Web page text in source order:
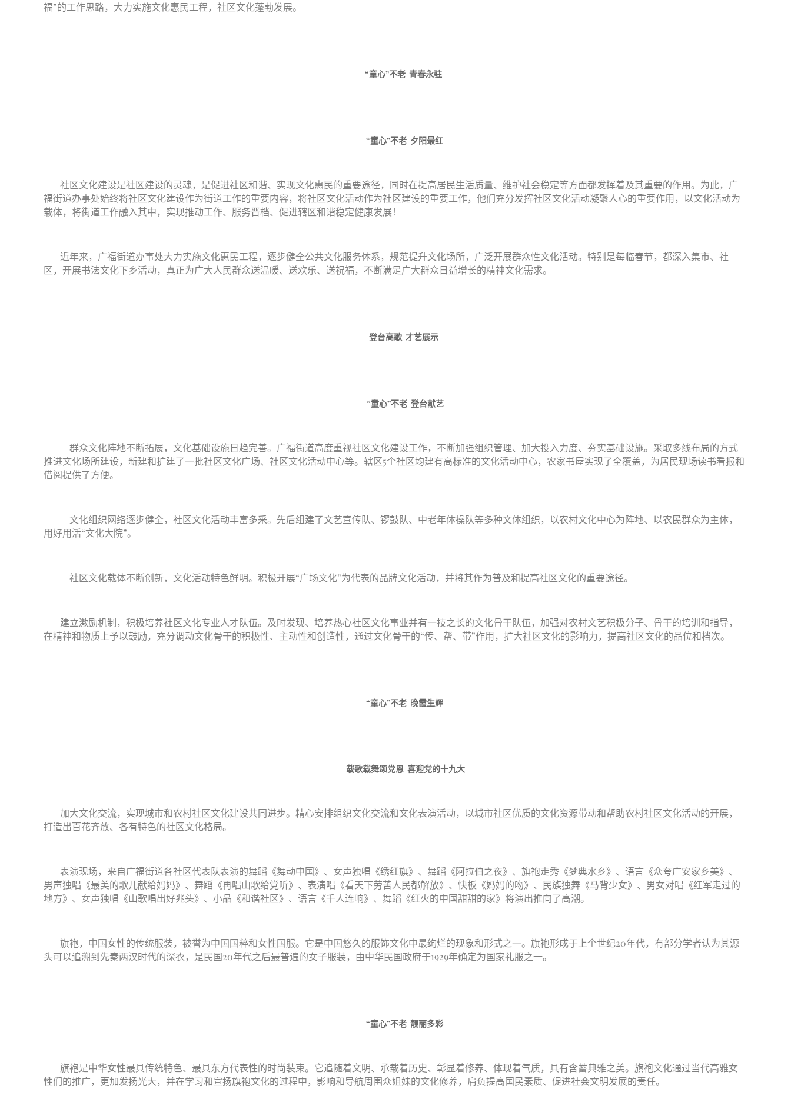
福”的工作思路，大力实施文化惠民工程，社区文化蓬勃发展。
“童心”不老 青春永驻
“童心”不老 夕阳最红
社区文化建设是社区建设的灵魂，是促进社区和谐、实现文化惠民的重要途径，同时在提高居民生活质量、维护社会稳定等方面都发挥着及其重要的作用。为此，广
福街道办事处始终将社区文化建设作为街道工作的重要内容，将社区文化活动作为社区建设的重要工作，他们充分发挥社区文化活动凝聚人心的重要作用，以文化活动为
载体，将街道工作融入其中，实现推动工作、服务晋档、促进辖区和谐稳定健康发展！
近年来，广福街道办事处大力实施文化惠民工程，逐步健全公共文化服务体系，规范提升文化场所，广泛开展群众性文化活动。特别是每临春节，都深入集市、社
区，开展书法文化下乡活动，真正为广大人民群众送温暖、送欢乐、送祝福，不断满足广大群众日益增长的精神文化需求。
登台高歌 才艺展示
“童心”不老 登台献艺
群众文化阵地不断拓展，文化基础设施日趋完善。广福街道高度重视社区文化建设工作，不断加强组织管理、加大投入力度、夯实基础设施。采取多线布局的方式
推进文化场所建设，新建和扩建了一批社区文化广场、社区文化活动中心等。辖区5个社区均建有高标准的文化活动中心，农家书屋实现了全覆盖，为居民现场读书看报和
借阅提供了方便。
文化组织网络逐步健全，社区文化活动丰富多采。先后组建了文艺宣传队、锣鼓队、中老年体操队等多种文体组织，以农村文化中心为阵地、以农民群众为主体，
用好用活“文化大院”。
社区文化载体不断创新，文化活动特色鲜明。积极开展“广场文化”为代表的品牌文化活动，并将其作为普及和提高社区文化的重要途径。
建立激励机制，积极培养社区文化专业人才队伍。及时发现、培养热心社区文化事业并有一技之长的文化骨干队伍，加强对农村文艺积极分子、骨干的培训和指导，
在精神和物质上予以鼓励，充分调动文化骨干的积极性、主动性和创造性，通过文化骨干的“传、帮、带”作用，扩大社区文化的影响力，提高社区文化的品位和档次。
“童心”不老 晚霞生辉
载歌载舞颂党恩 喜迎党的十九大
加大文化交流，实现城市和农村社区文化建设共同进步。精心安排组织文化交流和文化表演活动，以城市社区优质的文化资源带动和帮助农村社区文化活动的开展，
打造出百花齐放、各有特色的社区文化格局。
表演现场，来自广福街道各社区代表队表演的舞蹈《舞动中国》、女声独唱《绣红旗》、舞蹈《阿拉伯之夜》、旗袍走秀《梦典水乡》、语言《众夸广安家乡美》、
男声独唱《最美的歌儿献给妈妈》、舞蹈《再唱山歌给党听》、表演唱《看天下劳苦人民都解放》、快板《妈妈的吻》、民族独舞《马背少女》、男女对唱《红军走过的
地方》、女声独唱《山歌唱出好兆头》、小品《和谐社区》、语言《千人连响》、舞蹈《红火的中国甜甜的家》将演出推向了高潮。
旗袍，中国女性的传统服装，被誉为中国国粹和女性国服。它是中国悠久的服饰文化中最绚烂的现象和形式之一。旗袍形成于上个世纪20年代，有部分学者认为其源
头可以追溯到先秦两汉时代的深衣，是民国20年代之后最普遍的女子服装，由中华民国政府于1929年确定为国家礼服之一。
“童心”不老 靓丽多彩
旗袍是中华女性最具传统特色、最具东方代表性的时尚装束。它追随着文明、承载着历史、彰显着修养、体现着气质，具有含蓄典雅之美。旗袍文化通过当代高雅女
性们的推广，更加发扬光大，并在学习和宣扬旗袍文化的过程中，影响和导航周围众姐妹的文化修养，肩负提高国民素质、促进社会文明发展的责任。